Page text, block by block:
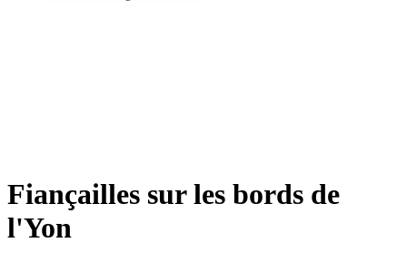
Fiançailles sur les bords de
l'Yon